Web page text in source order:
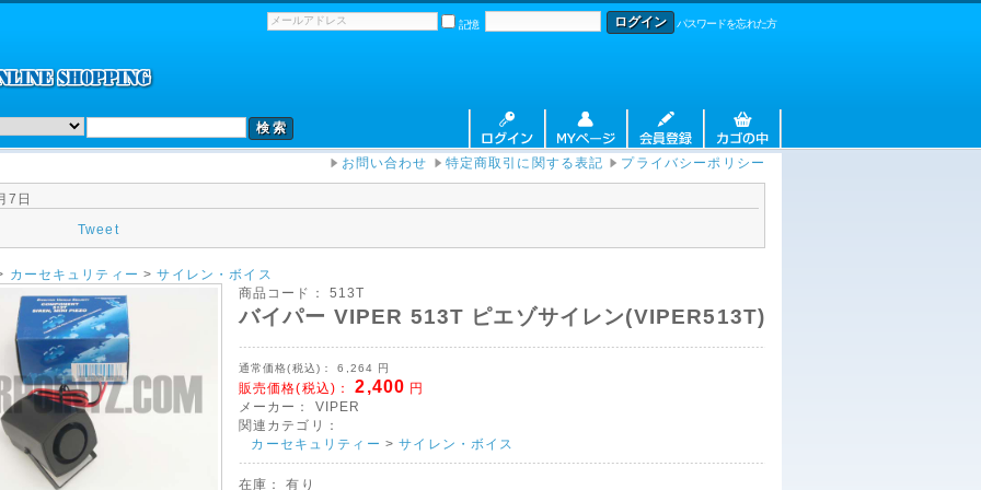
記憶 パスワードを忘れた方
お問い合わせ 特定商取引に関する表記 プライバシーポリシー
7日
Tweet
カーセキュリティー >サイレン・ボイス
商品コード：
513T
バイパー VIPER 513T ピエゾサイレン(VIPER513T)
通常価格(税込)： 6,264 円
販売価格(税込)： 2,400 円
メーカー：
VIPER
関連カテゴリ：
カーセキュリティー >サイレン・ボイス
在庫： 有り